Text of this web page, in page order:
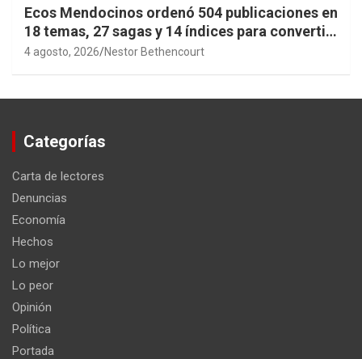
Ecos Mendocinos ordenó 504 publicaciones en
18 temas, 27 sagas y 14 índices para convertir
años de investigación en memoria pública
4 agosto, 2026 Nestor Bethencourt
Categorías
Carta de lectores
Denuncias
Economía
Hechos
Lo mejor
Lo peor
Opinión
Política
Portada